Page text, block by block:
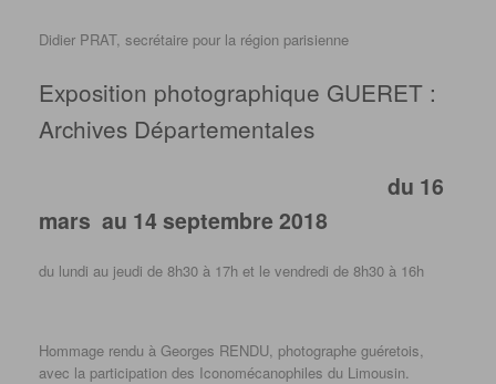
Didier PRAT, secrétaire pour la région parisienne
Exposition photographique GUERET :
Archives Départementales
du 16
mars au 14 septembre 2018
du lundi au jeudi de 8h30 à 17h et le vendredi de 8h30 à 16h
Hommage rendu à Georges RENDU, photographe guéretois,
avec la participation des Iconomécanophiles du Limousin.